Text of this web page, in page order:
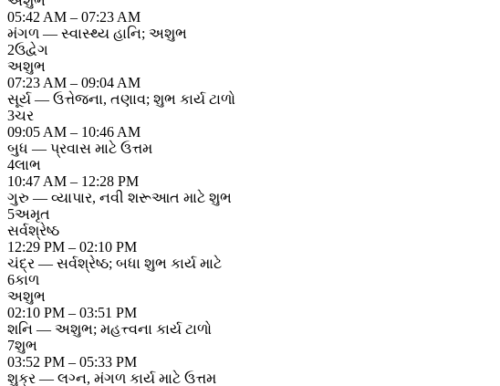
05:42 AM – 07:23 AM
મંગળ — સ્વાસ્થ્ય હાનિ; અશુભ
2ઉદ્વેગ
અશુભ
07:23 AM – 09:04 AM
સૂર્ય — ઉત્તેજના, તણાવ; શુભ કાર્ય ટાળો
3ચર
09:05 AM – 10:46 AM
બુધ — પ્રવાસ માટે ઉત્તમ
4લાભ
10:47 AM – 12:28 PM
ગુરુ — વ્યાપાર, નવી શરૂઆત માટે શુભ
5અમૃત
સર્વશ્રેષ્ઠ
12:29 PM – 02:10 PM
ચંદ્ર — સર્વશ્રેષ્ઠ; બધા શુભ કાર્ય માટે
6કાળ
અશુભ
02:10 PM – 03:51 PM
શનિ — અશુભ; મહત્ત્વના કાર્ય ટાળો
7શુભ
03:52 PM – 05:33 PM
શુક્ર — લગ્ન, મંગળ કાર્ય માટે ઉત્તમ